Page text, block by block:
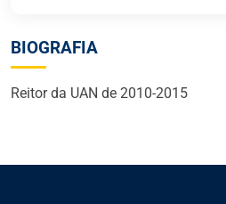
BIOGRAFIA
Reitor da UAN de 2010-2015